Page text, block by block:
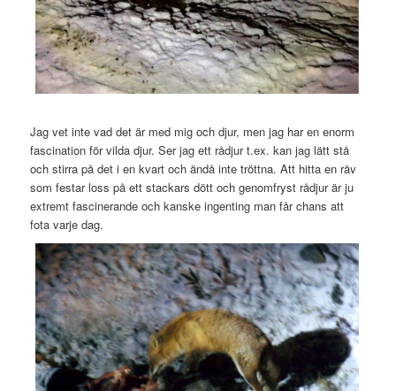
Jag vet inte vad det är med mig och djur, men jag har en enorm
fascination för vilda djur. Ser jag ett rådjur t.ex. kan jag lätt stå
och stirra på det i en kvart och ändå inte tröttna. Att hitta en räv
som festar loss på ett stackars dött och genomfryst rådjur är ju
extremt fascinerande och kanske ingenting man får chans att
fota varje dag.